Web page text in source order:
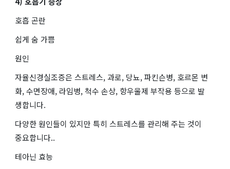
호흡 곤란
쉽게 숨 가쁨
원인
자율신경실조증은 스트레스, 과로, 당뇨, 파킨슨병, 호르몬 변
화, 수면장애, 라임병, 척수 손상, 항우울제 부작용 등으로 발
생합니다.
다양한 원인들이 있지만 특히 스트레스를 관리해 주는 것이
중요합니다..
테아닌 효능